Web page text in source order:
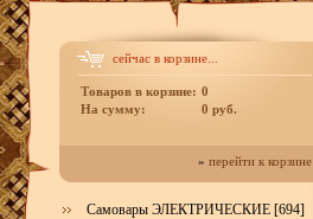
сейчас в корзине...
Товаров в корзине: 0
На сумму:
0 руб.
» перейти к корзине
Самовары ЭЛЕКТРИЧЕСКИЕ [694]